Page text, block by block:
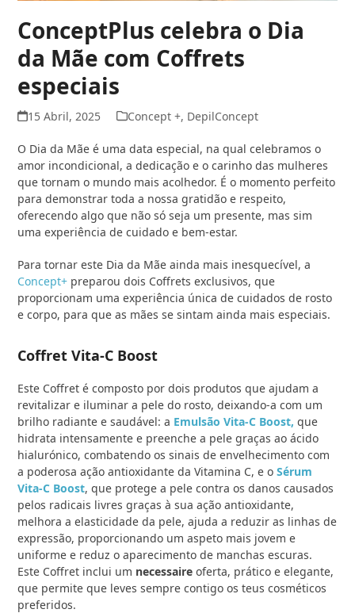
ConceptPlus celebra o Dia
da Mãe com Coffrets
especiais
15 Abril, 2025 Concept +, DepilConcept
O Dia da Mãe é uma data especial, na qual celebramos o
amor incondicional, a dedicação e o carinho das mulheres
que tornam o mundo mais acolhedor. É o momento perfeito
para demonstrar toda a nossa gratidão e respeito,
oferecendo algo que não só seja um presente, mas sim
uma experiência de cuidado e bem-estar.
Para tornar este Dia da Mãe ainda mais inesquecível, a
Concept+ preparou dois Coffrets exclusivos, que
proporcionam uma experiência única de cuidados de rosto
e corpo, para que as mães se sintam ainda mais especiais.
Coffret Vita-C Boost
Este Coffret é composto por dois produtos que ajudam a
revitalizar e iluminar a pele do rosto, deixando-a com um
brilho radiante e saudável: a Emulsão Vita-C Boost, que
hidrata intensamente e preenche a pele graças ao ácido
hialurónico, combatendo os sinais de envelhecimento com
a poderosa ação antioxidante da Vitamina C, e oSérum
Vita-C Boost, que protege a pele contra os danos causados
pelos radicais livres graças à sua ação antioxidante,
melhora a elasticidade da pele, ajuda a reduzir as linhas de
expressão, proporcionando um aspeto mais jovem e
uniforme e reduz o aparecimento de manchas escuras.
Este Coffret inclui um necessaireoferta, prático e elegante,
que permite que leves sempre contigo os teus cosméticos
preferidos.